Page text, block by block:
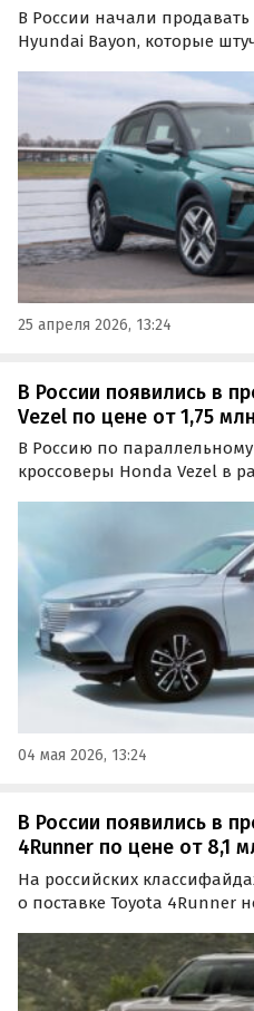
В России начали
Hyundai Bayon, которые
доступно три таких
которых стоит 2 320 000
25 апреля 2026, 13:24
В России появились в
Vezel по цене от 1,75
В Россию по
кроссоверы Honda Vezel в
«Автоновости дня».
04 мая 2026, 13:24
В России появились в
4Runner по цене от 8,1
На российских
о поставке Toyota 4Runner
доступны только под
сайтов стартуют от 8 100